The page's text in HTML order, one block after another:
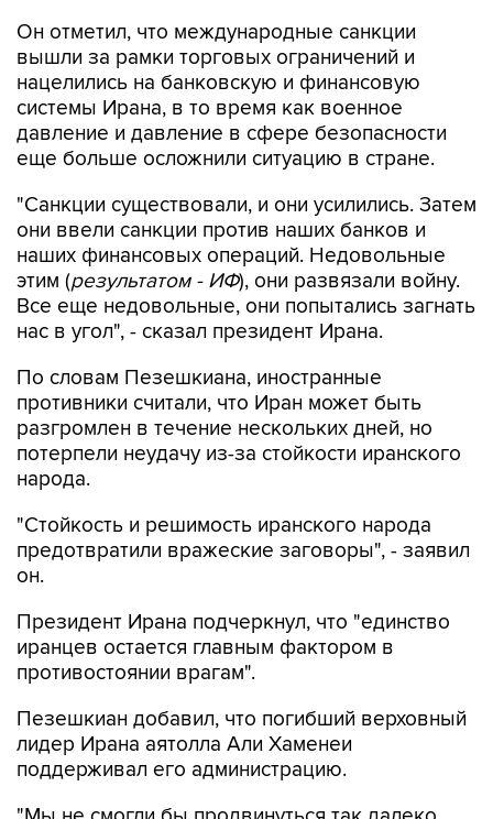
Он отметил, что международные санкции
вышли за рамки торговых ограничений и
нацелились на банковскую и финансовую
системы Ирана, в то время как военное
давление и давление в сфере безопасности
еще больше осложнили ситуацию в стране.
"Санкции существовали, и они усилились. Затем
они ввели санкции против наших банков и
наших финансовых операций. Недовольные
этим (результатом - ИФ), они развязали войну.
Все еще недовольные, они попытались загнать
нас в угол", - сказал президент Ирана.
По словам Пезешкиана, иностранные
противники считали, что Иран может быть
разгромлен в течение нескольких дней, но
потерпели неудачу из-за стойкости иранского
народа.
"Стойкость и решимость иранского народа
предотвратили вражеские заговоры", - заявил
он.
Президент Ирана подчеркнул, что "единство
иранцев остается главным фактором в
противостоянии врагам".
Пезешкиан добавил, что погибший верховный
лидер Ирана аятолла Али Хаменеи
поддерживал его администрацию.